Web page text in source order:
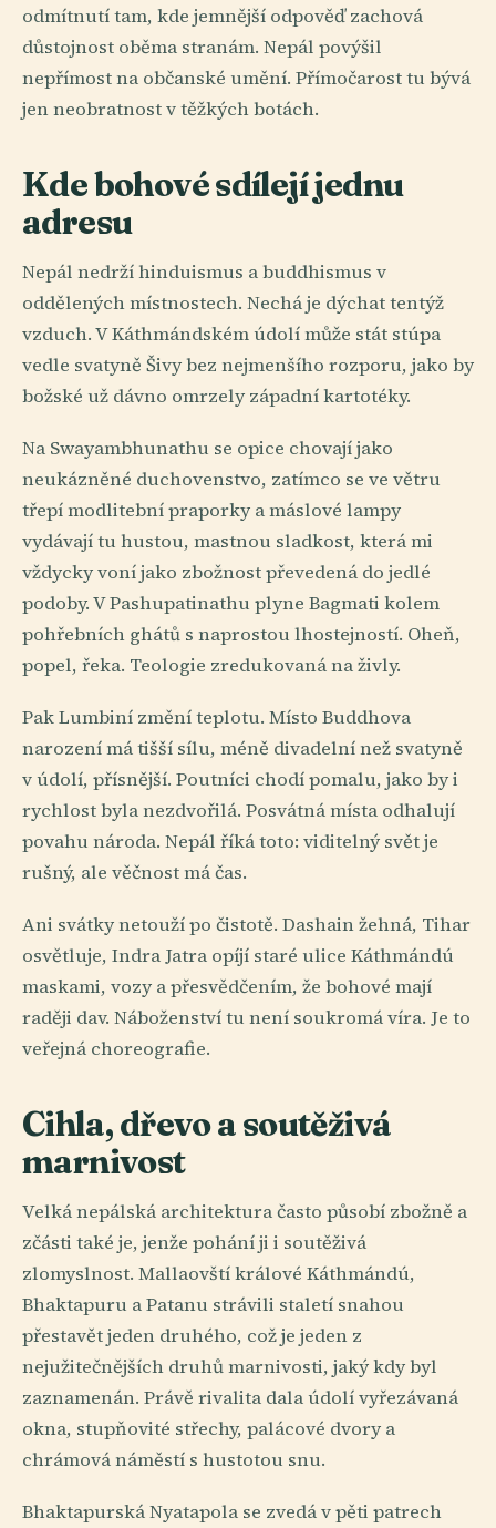
odmítnutí tam, kde jemnější odpověď zachová
důstojnost oběma stranám. Nepál povýšil
nepřímost na občanské umění. Přímočarost tu bývá
jen neobratnost v těžkých botách.
Kde bohové sdílejí jednu
adresu
Nepál nedrží hinduismus a buddhismus v
oddělených místnostech. Nechá je dýchat tentýž
vzduch. V Káthmándském údolí může stát stúpa
vedle svatyně Šivy bez nejmenšího rozporu, jako by
božské už dávno omrzely západní kartotéky.
Na Swayambhunathu se opice chovají jako
neukázněné duchovenstvo, zatímco se ve větru
třepí modlitební praporky a máslové lampy
vydávají tu hustou, mastnou sladkost, která mi
vždycky voní jako zbožnost převedená do jedlé
podoby. V Pashupatinathu plyne Bagmati kolem
pohřebních ghátů s naprostou lhostejností. Oheň,
popel, řeka. Teologie zredukovaná na živly.
Pak Lumbiní změní teplotu. Místo Buddhova
narození má tišší sílu, méně divadelní než svatyně
v údolí, přísnější. Poutníci chodí pomalu, jako by i
rychlost byla nezdvořilá. Posvátná místa odhalují
povahu národa. Nepál říká toto: viditelný svět je
rušný, ale věčnost má čas.
Ani svátky netouží po čistotě. Dashain žehná, Tihar
osvětluje, Indra Jatra opíjí staré ulice Káthmándú
maskami, vozy a přesvědčením, že bohové mají
raději dav. Náboženství tu není soukromá víra. Je to
veřejná choreografie.
Cihla, dřevo a soutěživá
marnivost
Velká nepálská architektura často působí zbožně a
zčásti také je, jenže pohání ji i soutěživá
zlomyslnost. Mallaovští králové Káthmándú,
Bhaktapuru a Patanu strávili staletí snahou
přestavět jeden druhého, což je jeden z
nejužitečnějších druhů marnivosti, jaký kdy byl
zaznamenán. Právě rivalita dala údolí vyřezávaná
okna, stupňovité střechy, palácové dvory a
chrámová náměstí s hustotou snu.
Bhaktapurská Nyatapola se zvedá v pěti patrech